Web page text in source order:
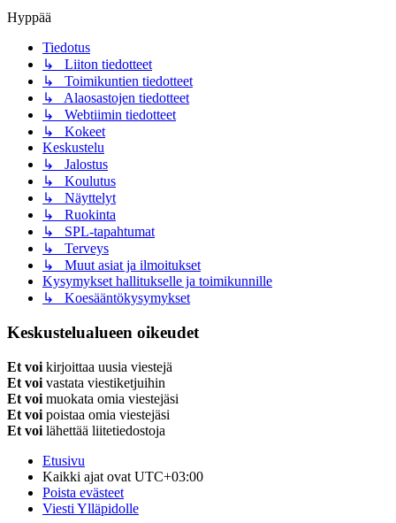
Hyppää
Tiedotus
↳ Liiton tiedotteet
↳ Toimikuntien tiedotteet
↳ Alaosastojen tiedotteet
↳ Webtiimin tiedotteet
↳ Kokeet
Keskustelu
↳ Jalostus
↳ Koulutus
↳ Näyttelyt
↳ Ruokinta
↳ SPL-tapahtumat
↳ Terveys
↳ Muut asiat ja ilmoitukset
Kysymykset hallitukselle ja toimikunnille
↳ Koesääntökysymykset
Keskustelualueen oikeudet
Et voi kirjoittaa uusia viestejä
Et voi vastata viestiketjuihin
Et voi muokata omia viestejäsi
Et voi poistaa omia viestejäsi
Et voi lähettää liitetiedostoja
Etusivu
Kaikki ajat ovat UTC+03:00
Poista evästeet
Viesti Ylläpidolle